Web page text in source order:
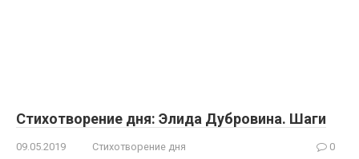
Стихотворение дня: Элида Дубровина. Шаги
09.05.2019 Стихотворение дня 0